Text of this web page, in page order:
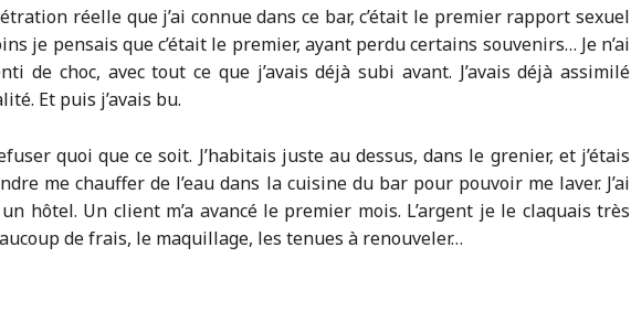
réelle que j’ai connue dans ce bar, c’était le premier rapport sexuel
je pensais que c’était le premier, ayant perdu certains souvenirs… Je n’ai
de choc, avec tout ce que j’avais déjà subi avant. J’avais déjà assimilé
Et puis j’avais bu.
quoi que ce soit. J’habitais juste au dessus, dans le grenier, et j’étais
me chauffer de l’eau dans la cuisine du bar pour pouvoir me laver. J’ai
hôtel. Un client m’a avancé le premier mois. L’argent je le claquais très
de frais, le maquillage, les tenues à renouveler…